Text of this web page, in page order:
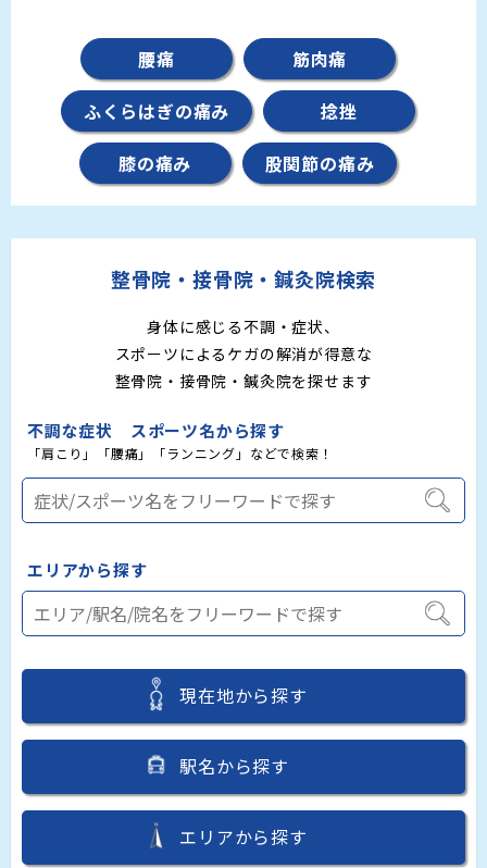
腰痛
筋肉痛
ふくらはぎの痛み
捻挫
膝の痛み
股関節の痛み
整骨院・接骨院・鍼灸院検索
身体に感じる不調・症状、
スポーツによるケガの解消が得意な
整骨院・接骨院・鍼灸院を探せます
不調な症状 スポーツ名から探す
「肩こり」「腰痛」「ランニング」などで検索！
エリアから探す
現在地から探す
駅名から探す
エリアから探す